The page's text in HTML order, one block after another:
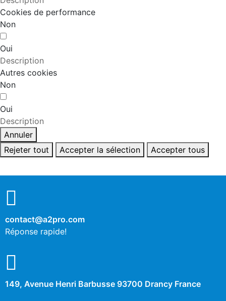
Cookies de performance
Non
Oui
Description
Autres cookies
Non
Oui
Description
Annuler
Rejeter tout
Accepter la sélection Accepter tous
contact@a2pro.com
Réponse rapide!
149, Avenue Henri Barbusse 93700 Drancy France